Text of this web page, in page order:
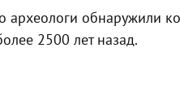
археологи обнаружили
2500 лет назад.